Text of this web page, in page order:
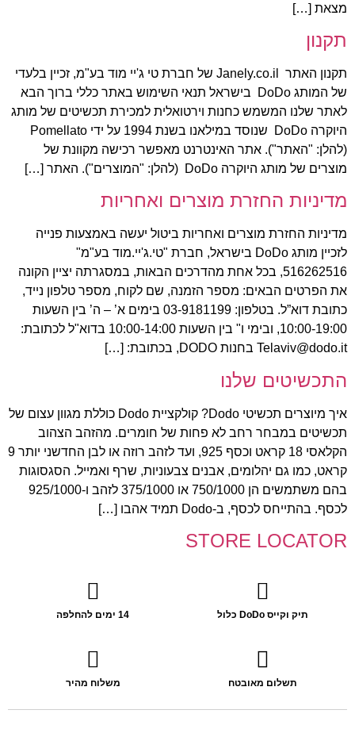
מצאת […]
תקנון
תקנון האתר Janely.co.il של חברת טי ג'יי מוד בע"מ, זכיין בלעדי
של המותג DoDo בישראל תנאי השימוש באתר כללי ברוך הבא
לאתר שלנו המשמש כחנות וירטואלית למכירת תכשיטים של מותג
(להלן: "האתר"). אתר האינטרנט מאפשר רכישה מקוונת של
מוצרים של מותג היוקרה DoDo (להלן: "המוצרים"). האתר […]
מדיניות החזרת מוצרים ואחריות
מדיניות החזרת מוצרים ואחריות ביטול יעשה באמצעות פנייה
לזכיין מותג DoDo בישראל, חברת "טי.ג'יי.מוד בע"מ"
516262516, בכל אחת מהדרכים הבאות, במסגרתה יציין הקונה
את הפרטים הבאים: מספר הזמנה, שם לקוח, מספר טלפון נייד,
כתובת דוא”ל. בטלפון: 03-9181199 בימים א’ – ה’ בין השעות
10:00-19:00, ובימי ו" בין השעות 10:00-14:00 בדוא"ל לכתובת:
Telaviv@dodo.it בחנות DODO, בכתובת: […]
התכשיטים שלנו
איך מיוצרים תכשיטי Dodo? קולקציית Dodo כוללת מגוון עצום של
תכשיטים במבחר רחב לא פחות של חומרים. מהזהב הצהוב
הקלאסי 18 קראט וכסף 925, ועד לזהב רוזה או לבן החדשני יותר 9
קראט, כמו גם יהלומים, אבנים צבעוניות, שרף ואמייל. הסגסוגות
בהם משתמשים הן 750/1000 או 375/1000 לזהב ו-925/1000
לכסף. בהתייחס לכסף, ב-Dodo תמיד אהבו […]
STORE LOCATOR
תיק וקייס DoDo כלול 14 ימים להחלפה
תשלום מאובטח משלוח מהיר